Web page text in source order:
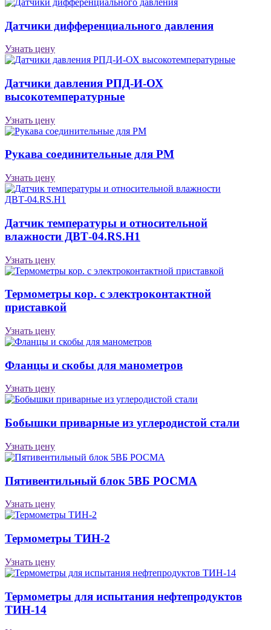
Датчики дифференциального давления
Узнать цену
Датчики давления РПД-И-ОХ
высокотемпературные
Узнать цену
Рукава соединительные для РМ
Узнать цену
Датчик температуры и относительной
влажности ДВТ-04.RS.Н1
Узнать цену
Термометры кор. с электроконтактной
приставкой
Узнать цену
Фланцы и скобы для манометров
Узнать цену
Бобышки приварные из углеродистой стали
Узнать цену
Пятивентильный блок 5ВБ РОСМА
Узнать цену
Термометры ТИН-2
Узнать цену
Термометры для испытания нефтепродуктов
ТИН-14